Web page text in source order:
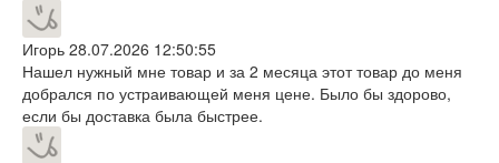
Игорь 28.07.2026 12:50:55
Нашел нужный мне товар и за 2 месяца этот товар до меня
добрался по устраивающей меня цене. Было бы здорово,
если бы доставка была быстрее.